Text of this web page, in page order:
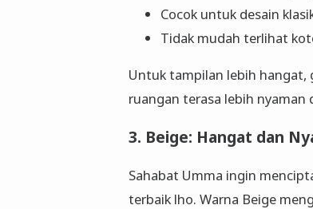
Cocok untuk desain
Tidak mudah terlihat
Untuk tampilan lebih hangat,
ruangan terasa lebih
3. Beige: Hangat dan
Sahabat Umma ingin
terbaik lho. Warna Beige